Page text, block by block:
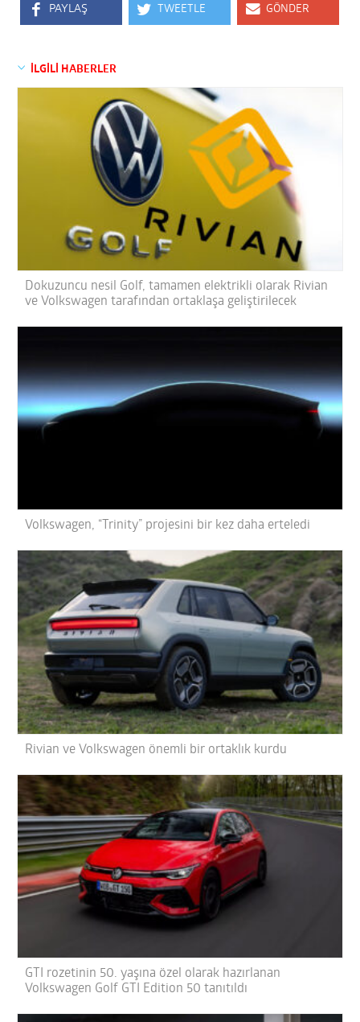
PAYLAŞ TWEETLE GÖNDER
İLGİLİ HABERLER
Dokuzuncu nesil Golf, tamamen elektrikli olarak Rivian
ve Volkswagen tarafından ortaklaşa geliştirilecek
Volkswagen, “Trinity” projesini bir kez daha erteledi
Rivian ve Volkswagen önemli bir ortaklık kurdu
GTI rozetinin 50. yaşına özel olarak hazırlanan
Volkswagen Golf GTI Edition 50 tanıtıldı